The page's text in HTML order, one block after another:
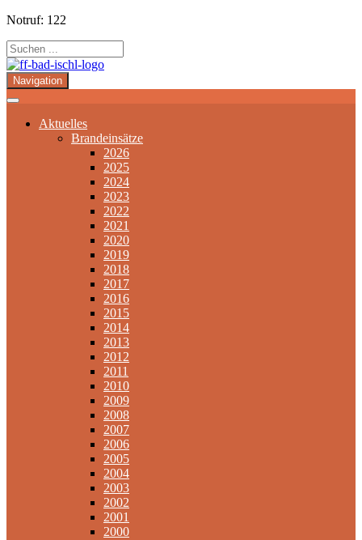
Notruf: 122
Navigation
Aktuelles
Brandeinsätze
2026
2025
2024
2023
2022
2021
2020
2019
2018
2017
2016
2015
2014
2013
2012
2011
2010
2009
2008
2007
2006
2005
2004
2003
2002
2001
2000